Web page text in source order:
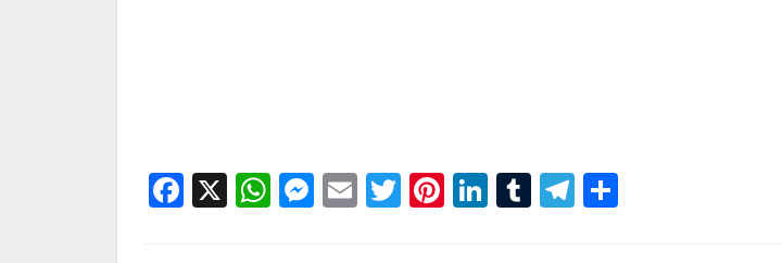
Facebook
X WhatsApp
Messenger
EmailTwitter
Pinterest
LinkedIn
TumblrTelegram